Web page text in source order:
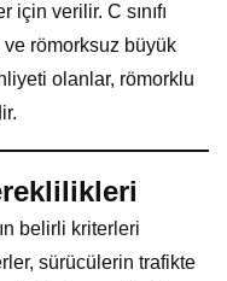
verilir. C sınıfı
römorksuz büyük
olanlar, römorklu
belirli kriterleri
sürücülerin trafikte